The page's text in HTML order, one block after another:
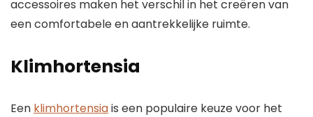
accessoires maken het verschil in het creëren van
een comfortabele en aantrekkelijke ruimte.
Klimhortensia
Een klimhortensiais een populaire keuze voor het